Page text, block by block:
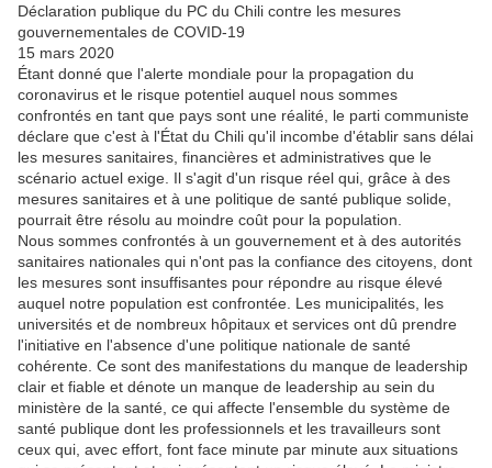
Déclaration publique du PC du Chili contre les mesures
gouvernementales de COVID-19
15 mars 2020
Étant donné que l'alerte mondiale pour la propagation du
coronavirus et le risque potentiel auquel nous sommes
confrontés en tant que pays sont une réalité, le parti communiste
déclare que c'est à l'État du Chili qu'il incombe d'établir sans délai
les mesures sanitaires, financières et administratives que le
scénario actuel exige. Il s'agit d'un risque réel qui, grâce à des
mesures sanitaires et à une politique de santé publique solide,
pourrait être résolu au moindre coût pour la population.
Nous sommes confrontés à un gouvernement et à des autorités
sanitaires nationales qui n'ont pas la confiance des citoyens, dont
les mesures sont insuffisantes pour répondre au risque élevé
auquel notre population est confrontée. Les municipalités, les
universités et de nombreux hôpitaux et services ont dû prendre
l'initiative en l'absence d'une politique nationale de santé
cohérente. Ce sont des manifestations du manque de leadership
clair et fiable et dénote un manque de leadership au sein du
ministère de la santé, ce qui affecte l'ensemble du système de
santé publique dont les professionnels et les travailleurs sont
ceux qui, avec effort, font face minute par minute aux situations